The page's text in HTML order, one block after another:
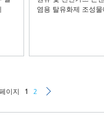
염용 탈유화제 조성
이지 1 2